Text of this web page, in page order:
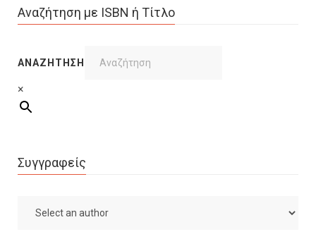
Αναζήτηση με ISBN ή Τίτλο
ΑΝΑΖΉΤΗΣΗ
×
Συγγραφείς